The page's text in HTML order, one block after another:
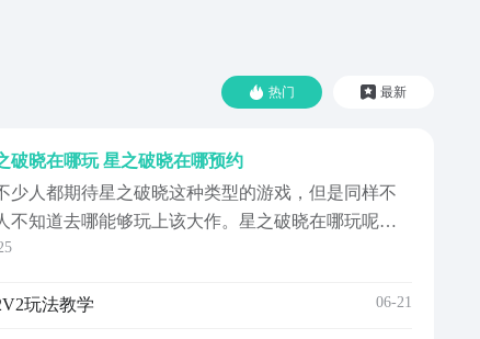
热门 最新
破晓在哪玩 星之破晓在哪预约
少人都期待星之破晓这种类型的游戏，但是同样不
不知道去哪能够玩上该大作。星之破晓在哪玩呢？
可以前往九游官网去预约这款游戏，然后等到可以
还可以找到很多有共同爱好的伙伴，能够在论坛里
玩法教学 06-21